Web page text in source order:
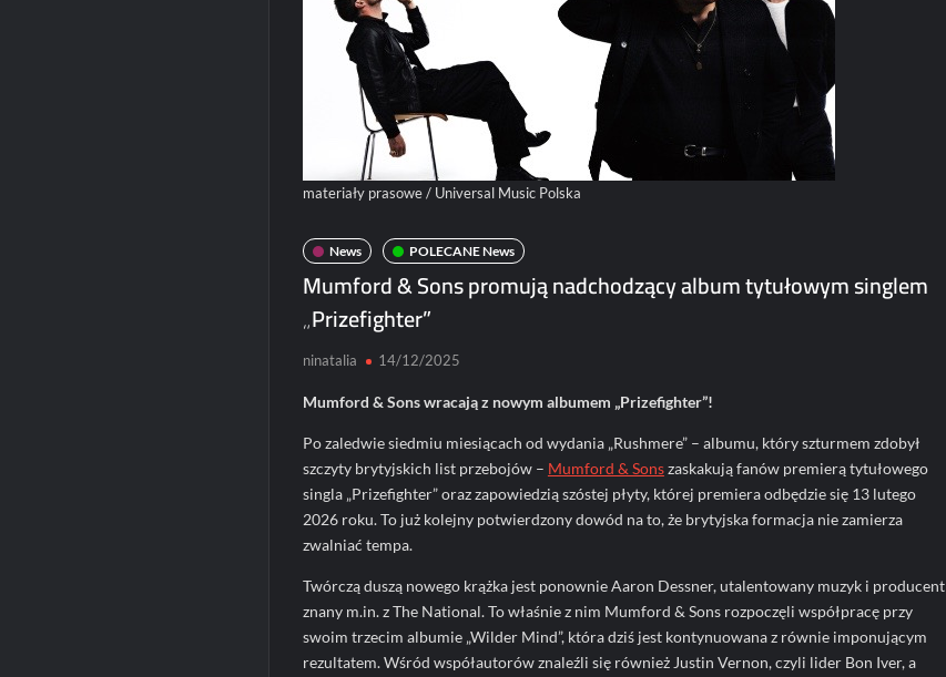
materiały prasowe / Universal Music Polska
News POLECANE News
Mumford & Sons promują nadchodzący album tytułowym singlem
„Prizefighter”
ninatalia 14/12/2025
Mumford & Sons wracają z nowym albumem „Prizefighter”!
Po zaledwie siedmiu miesiącach od wydania „Rushmere” – albumu, który szturmem zdobył
szczyty brytyjskich list przebojów – Mumford & Sonszaskakują fanów premierą tytułowego
singla „Prizefighter” oraz zapowiedzią szóstej płyty, której premiera odbędzie się 13 lutego
2026 roku. To już kolejny potwierdzony dowód na to, że brytyjska formacja nie zamierza
zwalniać tempa.
Twórczą duszą nowego krążka jest ponownie Aaron Dessner, utalentowany muzyk i producent
znany m.in. z The National. To właśnie z nim Mumford & Sons rozpoczęli współpracę przy
swoim trzecim albumie „Wilder Mind”, która dziś jest kontynuowana z równie imponującym
rezultatem. Wśród współautorów znaleźli się również Justin Vernon, czyli lider Bon Iver, a
Koncerty/festiwale
News
Patronat
ElipticTM i
CentoVenti zagrają
w Poznaniu